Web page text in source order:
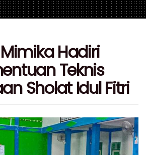
Mimika Hadiri
Teknis
Sholat Idul Fitri